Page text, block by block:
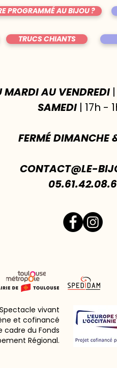
PROGRAMMÉ AU BIJOU ?
TRUCS CHIANTS
MARDI AU VENDREDI|
SAMEDI| 17h -
FERMÉ DIMANCHE
CONTACT@LE-
vivant
et cofinancé
cadre du Fonds
Régional.